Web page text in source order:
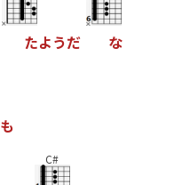
たようだ な
も
C#